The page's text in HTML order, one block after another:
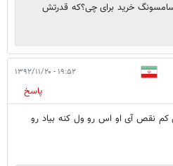
خرید برای چی؟که قدرتش
۱۹:۵۲ - ۱۳۹۲/۱۱/۲۰
پاسخ
نقص آی او اس رو ول کنه بیاد رو